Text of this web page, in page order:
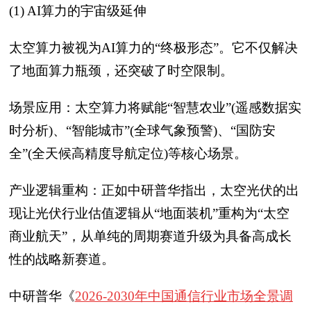
(1) AI算力的宇宙级延伸
太空算力被视为AI算力的“终极形态”。它不仅解决
了地面算力瓶颈，还突破了时空限制。
场景应用：太空算力将赋能“智慧农业”(遥感数据实
时分析)、“智能城市”(全球气象预警)、“国防安
全”(全天候高精度导航定位)等核心场景。
产业逻辑重构：正如中研普华指出，太空光伏的出
现让光伏行业估值逻辑从“地面装机”重构为“太空
商业航天”，从单纯的周期赛道升级为具备高成长
性的战略新赛道。
中研普华《2026-2030年中国通信行业市场全景调